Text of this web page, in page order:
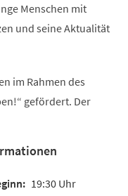
Menschen mit
und seine Aktualität
im Rahmen des
gefördert. Der
19:30 Uhr